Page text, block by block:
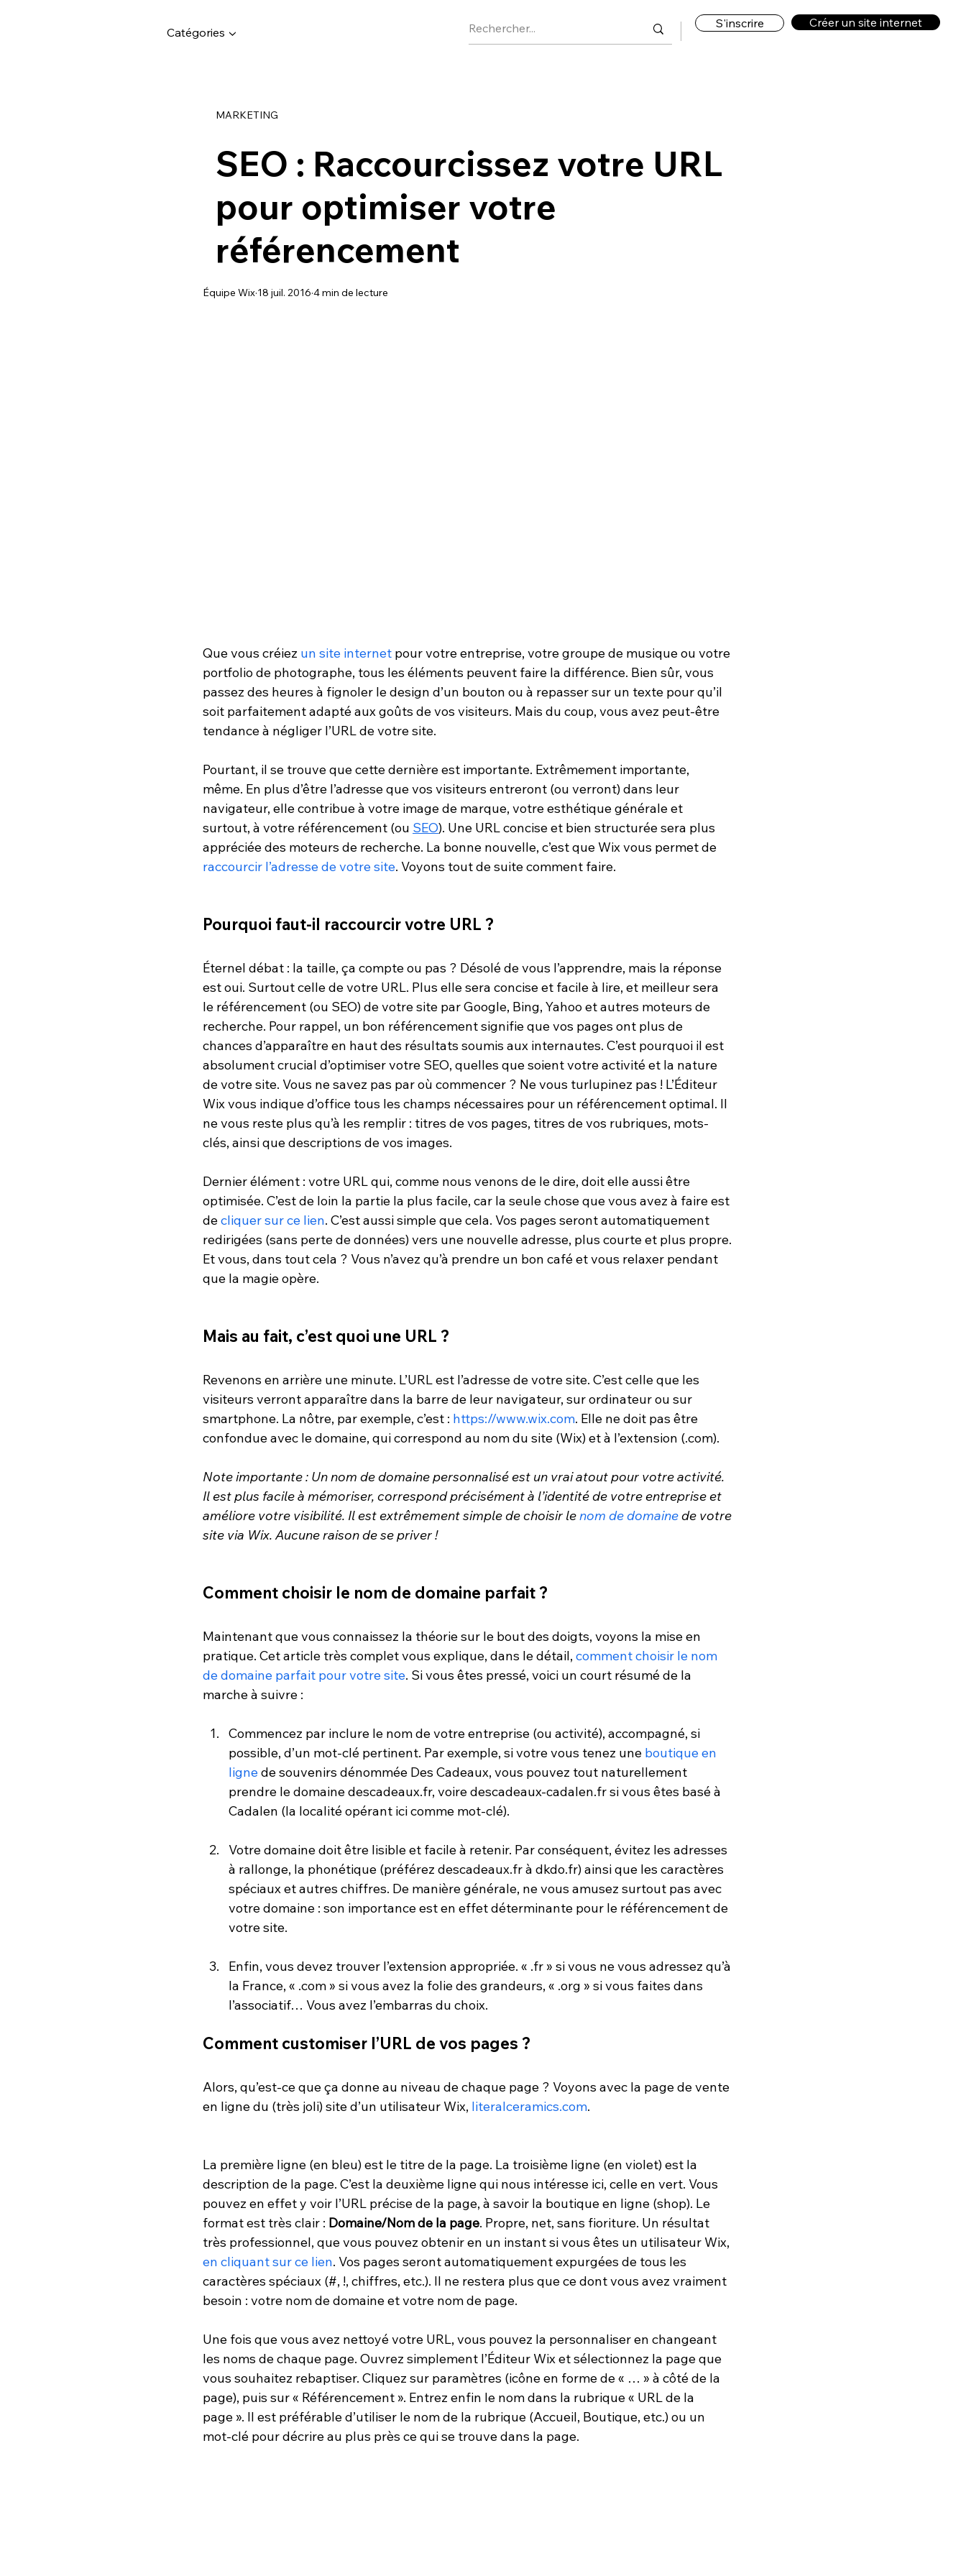
Catégories ▼
S'inscrire Créer un site internet
MARKETING
SEO : Raccourcissez votre URL
pour optimiser votre
référencement
Équipe Wix 18 juil. 2016 4 min de lecture
Que vous créiez un site internet pour votre entreprise, votre groupe de musique ou votre
portfolio de photographe, tous les éléments peuvent faire la différence. Bien sûr, vous
passez des heures à fignoler le design d’un bouton ou à repasser sur un texte pour qu’il
soit parfaitement adapté aux goûts de vos visiteurs. Mais du coup, vous avez peut-être
tendance à négliger l’URL de votre site.
Pourtant, il se trouve que cette dernière est importante. Extrêmement importante,
même. En plus d’être l’adresse que vos visiteurs entreront (ou verront) dans leur
navigateur, elle contribue à votre image de marque, votre esthétique générale et
surtout, à votre référencement (ou SEO). Une URL concise et bien structurée sera plus
appréciée des moteurs de recherche. La bonne nouvelle, c’est que Wix vous permet de
raccourcir l’adresse de votre site. Voyons tout de suite comment faire.
Pourquoi faut-il raccourcir votre URL ?
Éternel débat : la taille, ça compte ou pas ? Désolé de vous l’apprendre, mais la réponse
est oui. Surtout celle de votre URL. Plus elle sera concise et facile à lire, et meilleur sera
le référencement (ou SEO) de votre site par Google, Bing, Yahoo et autres moteurs de
recherche. Pour rappel, un bon référencement signifie que vos pages ont plus de
chances d’apparaître en haut des résultats soumis aux internautes. C’est pourquoi il est
absolument crucial d’optimiser votre SEO, quelles que soient votre activité et la nature
de votre site. Vous ne savez pas par où commencer ? Ne vous turlupinez pas ! L’Éditeur
Wix vous indique d’office tous les champs nécessaires pour un référencement optimal. Il
ne vous reste plus qu’à les remplir : titres de vos pages, titres de vos rubriques, mots-
clés, ainsi que descriptions de vos images.
Dernier élément : votre URL qui, comme nous venons de le dire, doit elle aussi être
optimisée. C’est de loin la partie la plus facile, car la seule chose que vous avez à faire est
de cliquer sur ce lien. C’est aussi simple que cela. Vos pages seront automatiquement
redirigées (sans perte de données) vers une nouvelle adresse, plus courte et plus propre.
Et vous, dans tout cela ? Vous n’avez qu’à prendre un bon café et vous relaxer pendant
que la magie opère.
Mais au fait, c’est quoi une URL ?
Revenons en arrière une minute. L’URL est l’adresse de votre site. C’est celle que les
visiteurs verront apparaître dans la barre de leur navigateur, sur ordinateur ou sur
smartphone. La nôtre, par exemple, c’est : https://www.wix.com. Elle ne doit pas être
confondue avec le domaine, qui correspond au nom du site (Wix) et à l’extension (.com).
Note importante : Un nom de domaine personnalisé est un vrai atout pour votre activité.
Il est plus facile à mémoriser, correspond précisément à l’identité de votre entreprise et
améliore votre visibilité. Il est extrêmement simple de choisir le nom de domaine de votre
site via Wix. Aucune raison de se priver !
Comment choisir le nom de domaine parfait ?
Maintenant que vous connaissez la théorie sur le bout des doigts, voyons la mise en
pratique. Cet article très complet vous explique, dans le détail, comment choisir le nom
de domaine parfait pour votre site. Si vous êtes pressé, voici un court résumé de la
marche à suivre :
Commencez par inclure le nom de votre entreprise (ou activité), accompagné, si
possible, d’un mot-clé pertinent. Par exemple, si votre vous tenez une boutique en
ligne de souvenirs dénommée Des Cadeaux, vous pouvez tout naturellement
prendre le domaine descadeaux.fr, voire descadeaux-cadalen.fr si vous êtes basé à
Cadalen (la localité opérant ici comme mot-clé).
Votre domaine doit être lisible et facile à retenir. Par conséquent, évitez les adresses
à rallonge, la phonétique (préférez descadeaux.fr à dkdo.fr) ainsi que les caractères
spéciaux et autres chiffres. De manière générale, ne vous amusez surtout pas avec
votre domaine : son importance est en effet déterminante pour le référencement de
votre site.
Enfin, vous devez trouver l’extension appropriée. « .fr » si vous ne vous adressez qu’à
la France, « .com » si vous avez la folie des grandeurs, « .org » si vous faites dans
l’associatif… Vous avez l’embarras du choix.
Comment customiser l’URL de vos pages ?
Alors, qu’est-ce que ça donne au niveau de chaque page ? Voyons avec la page de vente
en ligne du (très joli) site d’un utilisateur Wix, literalceramics.com.
La première ligne (en bleu) est le titre de la page. La troisième ligne (en violet) est la
description de la page. C’est la deuxième ligne qui nous intéresse ici, celle en vert. Vous
pouvez en effet y voir l’URL précise de la page, à savoir la boutique en ligne (shop). Le
format est très clair : Domaine/Nom de la page. Propre, net, sans fioriture. Un résultat
très professionnel, que vous pouvez obtenir en un instant si vous êtes un utilisateur Wix,
en cliquant sur ce lien. Vos pages seront automatiquement expurgées de tous les
caractères spéciaux (#, !, chiffres, etc.). Il ne restera plus que ce dont vous avez vraiment
besoin : votre nom de domaine et votre nom de page.
Une fois que vous avez nettoyé votre URL, vous pouvez la personnaliser en changeant
les noms de chaque page. Ouvrez simplement l’Éditeur Wix et sélectionnez la page que
vous souhaitez rebaptiser. Cliquez sur paramètres (icône en forme de « … » à côté de la
page), puis sur « Référencement ». Entrez enfin le nom dans la rubrique « URL de la
page ». Il est préférable d’utiliser le nom de la rubrique (Accueil, Boutique, etc.) ou un
mot-clé pour décrire au plus près ce qui se trouve dans la page.